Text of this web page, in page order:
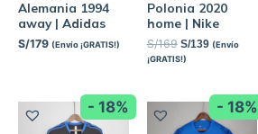
Alemania 1994
away | Adidas
S/179 (Envío ¡GRATIS!)
Polonia 2020
home | Nike
S/169 S/139 (Envío
¡GRATIS!)
- 18% - 18%